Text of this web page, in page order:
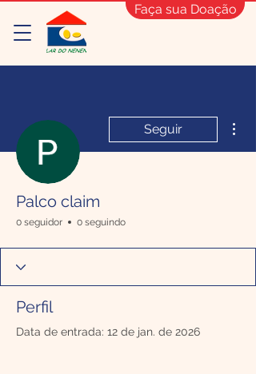
Faça sua Doação
Seguir
Palco claim
0 seguidor 0 seguindo
Perfil
Data de entrada: 12 de jan. de 2026